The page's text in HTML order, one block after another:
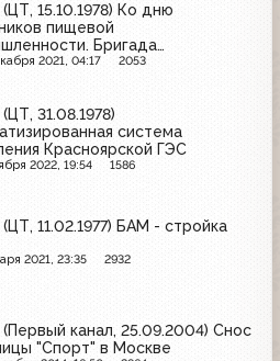
15.10.1978) Ко дню
пищевой
Бригада
сахарорафинадного
2021, 04:17 2053
31.08.1978)
система
Красноярской ГЭС
2022, 19:54 1586
11.02.1977) БАМ - стройка
2021, 23:35 2932
канал, 25.09.2004) Снос
"Спорт" в Москве